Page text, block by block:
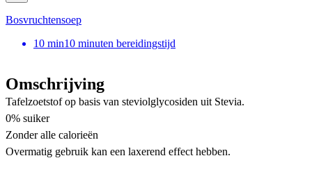
Bosvruchtensoep
10 min10 minuten bereidingstijd
Omschrijving
Tafelzoetstof op basis van steviolglycosiden uit Stevia.
0% suiker
Zonder alle calorieën
Overmatig gebruik kan een laxerend effect hebben.